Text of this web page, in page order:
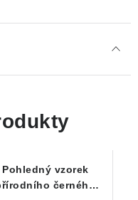
Pohledný vzorek
černého